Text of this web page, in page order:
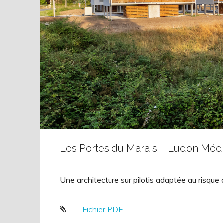
Les Portes du Marais – Ludon
Une architecture sur pilotis adaptée au risque
Fichier PDF